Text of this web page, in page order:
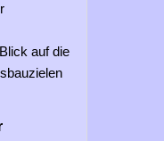
auf die